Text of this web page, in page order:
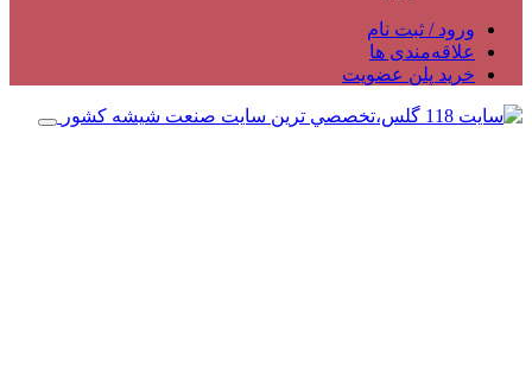
ورود / ثبت نام
علاقه‌مندی ها
خرید پلن عضویت